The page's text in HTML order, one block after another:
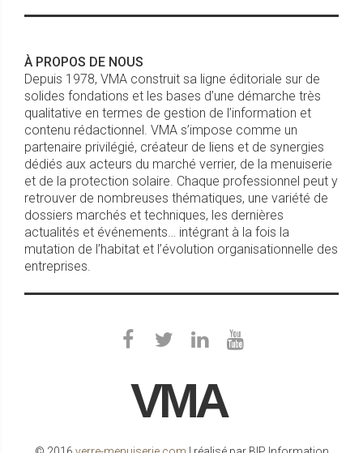
À PROPOS DE NOUS
Depuis 1978, VMA construit sa ligne éditoriale sur de
solides fondations et les bases d’une démarche très
qualitative en termes de gestion de l’information et
contenu rédactionnel. VMA s’impose comme un
partenaire privilégié, créateur de liens et de synergies
dédiés aux acteurs du marché verrier, de la menuiserie
et de la protection solaire. Chaque professionnel peut y
retrouver de nombreuses thématiques, une variété de
dossiers marchés et techniques, les dernières
actualités et événements… intégrant à la fois la
mutation de l’habitat et l’évolution organisationnelle des
entreprises.
VMA